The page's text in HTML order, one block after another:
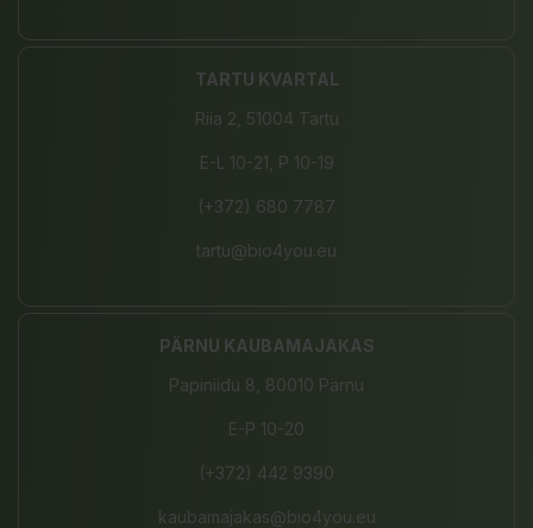
TARTU KVARTAL
Riia 2, 51004 Tartu
E-L 10-21, P 10-19
(+372) 680 7787
tartu@bio4you.eu
PÄRNU KAUBAMAJAKAS
Papiniidu 8, 80010 Pärnu
E-P 10-20
(+372) 442 9390
kaubamajakas@bio4you.eu